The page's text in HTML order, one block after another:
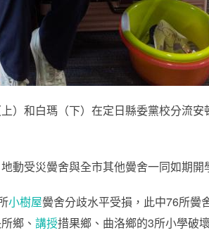
）和白瑪（下）在定日縣委黨校分流
動受災黌舍與全市其他黌舍一同如期開
小樹屋黌舍分歧水平受損，此中76所黌
鄉、 講授措果鄉、曲洛鄉的3所小學破